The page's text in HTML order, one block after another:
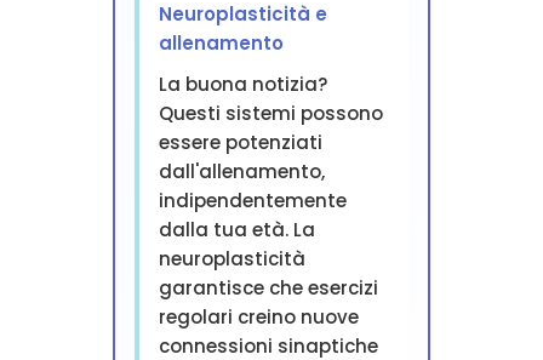
Neuroplasticità e
allenamento
La buona notizia?
Questi sistemi possono
essere potenziati
dall'allenamento,
indipendentemente
dalla tua età. La
neuroplasticità
garantisce che esercizi
regolari creino nuove
connessioni sinaptiche